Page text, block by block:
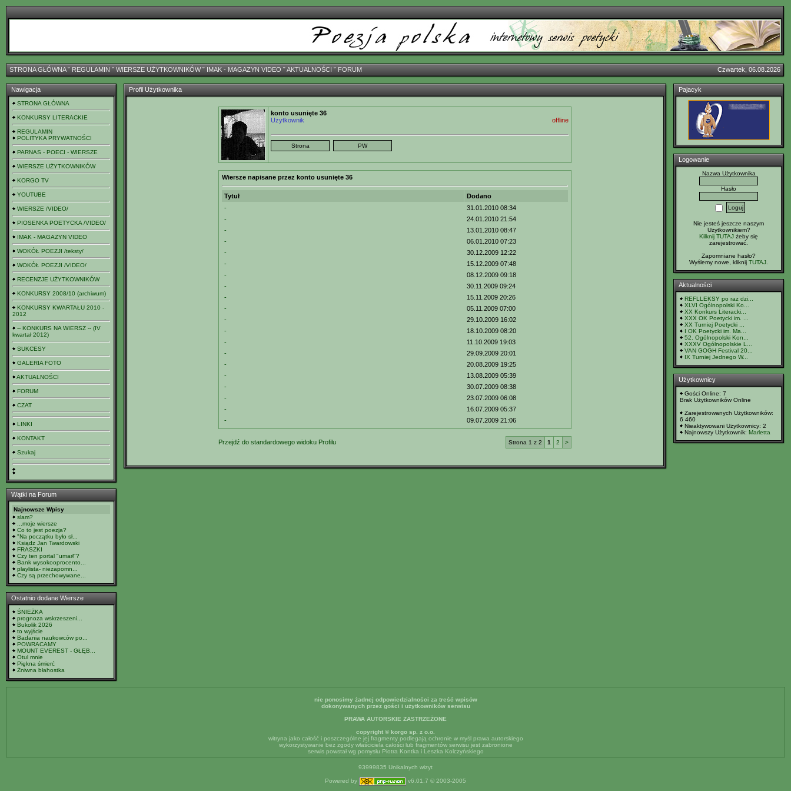
STRONA GŁÓWNAˇ REGULAMIN ˇ WIERSZE UŻYTKOWNIKÓWˇ IMAK - MAGAZYN VIDEO ˇAKTUALNOŚCI ˇ FORUM Czwartek, 06.08.2026
Nawigacja
STRONA GŁÓWNA
KONKURSY LITERACKIE
REGULAMIN
POLITYKA PRYWATNOŚCI
PARNAS - POECI - WIERSZE
WIERSZE UŻYTKOWNIKÓW
KORGO TV
YOUTUBE
WIERSZE /VIDEO/
PIOSENKA POETYCKA /VIDEO/
IMAK - MAGAZYN VIDEO
WOKÓŁ POEZJI /teksty/
WOKÓŁ POEZJI /VIDEO/
RECENZJE UŻYTKOWNIKÓW
KONKURSY 2008/10 (archiwum)
KONKURSY KWARTAŁU 2010 -
2012
-- KONKURS NA WIERSZ -- (IV
kwartał 2012)
SUKCESY
GALERIA FOTO
AKTUALNOŚCI
FORUM
CZAT
LINKI
KONTAKT
Szukaj
Wątki na Forum
Najnowsze Wpisy
slam?
...moje wiersze
Co to jest poezja?
"Na początku było sł...
Ksiądz Jan Twardowski
FRASZKI
Czy ten portal "umarł"?
Bank wysokooprocento...
playlista- niezapomn...
Czy są przechowywane...
Ostatnio dodane Wiersze
ŚNIEŻKA
prognoza wskrzeszeni...
Bukolik 2026
to wyjście
Badania naukowców po...
POWRACAMY
MOUNT EVEREST - GŁĘB...
Otul mnie
Piękna śmierć
Żniwna błahostka
Profil Użytkownika
konto usunięte 36
Użytkownik
offline
Wiersze napisane przez konto usunięte 36
Tytuł
Dodano
-
31.01.2010 08:34
-
24.01.2010 21:54
-
13.01.2010 08:47
-
06.01.2010 07:23
-
30.12.2009 12:22
-
15.12.2009 07:48
-
08.12.2009 09:18
-
30.11.2009 09:24
-
15.11.2009 20:26
-
05.11.2009 07:00
-
29.10.2009 16:02
-
18.10.2009 08:20
-
11.10.2009 19:03
-
29.09.2009 20:01
-
20.08.2009 19:25
-
13.08.2009 05:39
-
30.07.2009 08:38
-
23.07.2009 06:08
-
16.07.2009 05:37
-
09.07.2009 21:06
Przejdź do standardowego widoku Profilu Strona 1 z 2 1 2 >
Pajacyk
Logowanie
Nazwa Użytkownika
Hasło
Nie jesteś jeszcze naszym
Użytkownikiem?
Kilknij TUTAJ żeby się
zarejestrować.
Zapomniane hasło?
Wyślemy nowe, kliknij TUTAJ
Aktualności
REFLLEKSY po raz dzi...
XLVI Ogólnopolski Ko...
XX Konkurs Literacki...
XXX OK Poetycki im. ...
XX Turniej Poetycki ...
I OK Poetycki im. Ma...
52. Ogólnopolski Kon...
XXXV Ogólnopolskie L...
VAN GOGH Festival 20...
IX Turniej Jednego W...
Użytkownicy
Gości Online: 7
Brak Użytkowników Online
Zarejestrowanych Użytkowników:
6 460
Nieaktywowani Użytkownicy: 2
Najnowszy Użytkownik: Marletta
nie ponosimy żadnej odpowiedzialności za treść wpisów
dokonywanych przez gości i użytkowników serwisu
PRAWA AUTORSKIE ZASTRZEŻONE
copyright © korgo sp. z o.o.
witryna jako całość i poszczególne jej fragmenty podlegają ochronie w myśl prawa autorskiego
wykorzystywanie bez zgody właściciela całości lub fragmentów serwisu jest zabronione
serwis powstał wg pomysłu Piotra Kontka i Leszka Kolczyńskiego
93999835 Unikalnych wizyt
Powered by v6.01.7 © 2003-2005